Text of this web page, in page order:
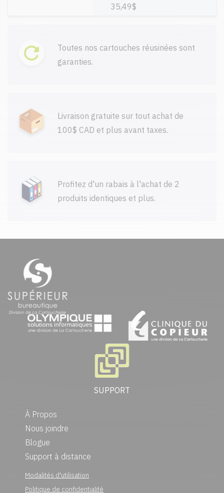
35,49$
Toutes nos cartouches réusinées sont
garanties.
Livraison gratuite sur tout achat de
100$ CAD et plus avant taxes.
Profitez d'un rabais à l'achat de 2
produits identiques et plus.
SUPPORT
À Propos
Nous joindre
Blogue
Support à distance
Modalités d'utilisation
Politique de confidentialité